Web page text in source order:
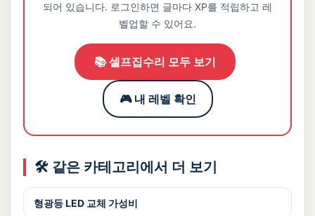
되어 있습니다. 로그인하면 글마다 XP를 적립하고 레
벨업할 수 있어요.
📚 셀프집수리 모두 보기
🎮 내 레벨 확인
🛠️ 같은 카테고리에서 더 보기
형광등 LED 교체 가성비